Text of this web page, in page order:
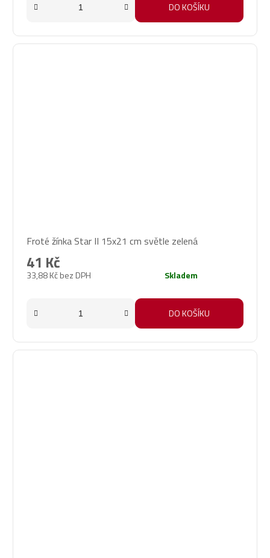
DO KOŠÍKU
Froté žínka Star II 15x21 cm světle zelená
33,88 Kč bez DPH
41 Kč
Skladem
DO KOŠÍKU